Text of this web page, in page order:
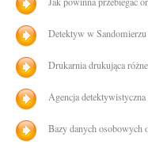
Detektyw w
Drukarnia drukująca
Agencja
Bazy danych osobowych